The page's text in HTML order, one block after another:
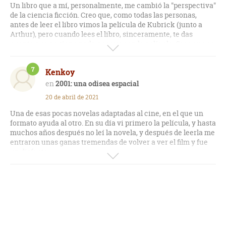
Un libro que a mí, personalmente, me cambió la "perspectiva"
de la ciencia ficción. Creo que, como todas las personas,
antes de leer el libro vimos la película de Kubrick (junto a
Arthur), pero cuando lees el libro, sinceramente, te das
cuenta que no tiene nada que ver con la película. Creo que es
el mejor libro que me he leído en toda mi vida.
Kenkoy
2001: una odisea espacial
7
20 de abril de 2021
Una de esas pocas novelas adaptadas al cine, en el que un
formato ayuda al otro. En su día vi primero la película, y hasta
muchos años después no leí la novela, y después de leerla me
entraron unas ganas tremendas de volver a ver el film y fue